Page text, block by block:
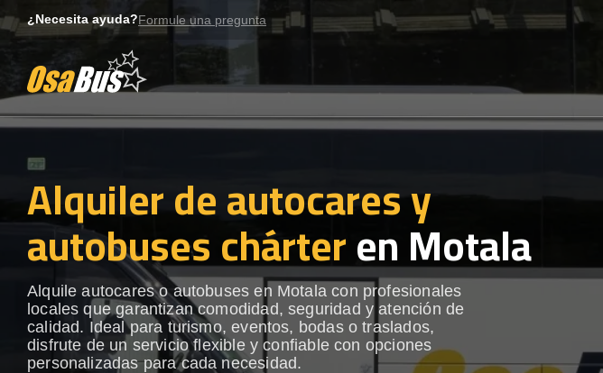
to
¿Necesita ayuda?Formule una pregunta
Alquiler de autocares y
autobuses chárteren Motala
Alquile autocares o autobuses en Motala con profesionales
locales que garantizan comodidad, seguridad y atención de
calidad. Ideal para turismo, eventos, bodas o traslados,
disfrute de un servicio flexible y confiable con opciones
personalizadas para cada necesidad.